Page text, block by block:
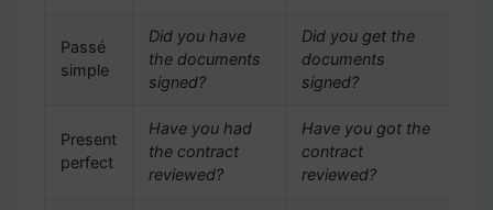
Passé
simple
Did you have
the documents
signed?
Did you get the
documents
signed?
Present
perfect
Have you had
the contract
reviewed?
Have you got the
contract
reviewed?